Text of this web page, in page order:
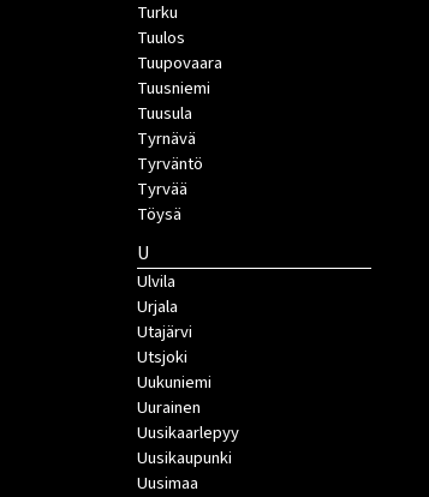
Turku
Tuulos
Tuupovaara
Tuusniemi
Tuusula
Tyrnävä
Tyrväntö
Tyrvää
Töysä
U
Ulvila
Urjala
Utajärvi
Utsjoki
Uukuniemi
Uurainen
Uusikaarlepyy
Uusikaupunki
Uusimaa